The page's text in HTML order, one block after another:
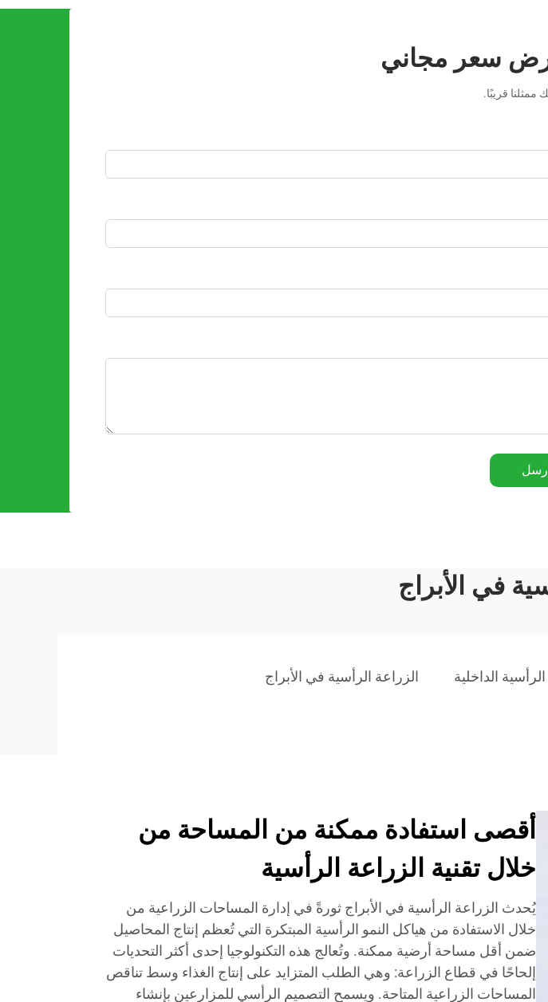
سعر مجاني
قريبًا.
في الأبراج
الداخلية الزراعة الرأسية في الأبراج
أقصى استفادة ممكنة من المساحة من
خلال تقنية الزراعة الرأسية
يُحدث الزراعة الرأسية في الأبراج ثورةً في إدارة المساحات الزراعية من
خلال الاستفادة من هياكل النمو الرأسية المبتكرة التي تُعظم إنتاج المحاصيل
ضمن أقل مساحة أرضية ممكنة. وتُعالج هذه التكنولوجيا إحدى أكثر التحديات
إلحاحًا في قطاع الزراعة: وهي الطلب المتزايد على إنتاج الغذاء وسط تناقص
المساحات الزراعية المتاحة. ويسمح التصميم الرأسي للمزارعين بإنشاء